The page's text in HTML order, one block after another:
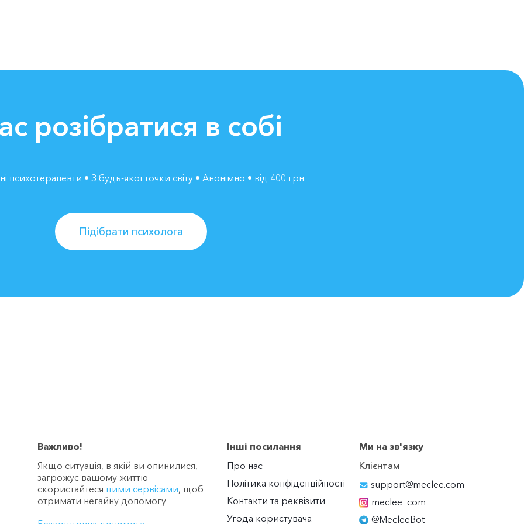
розібратися в собі
психотерапевти • З будь-якої точки світу • Анонімно • від 400 грн
Підібрати психолога
Важливо!
Якщо ситуація, в якій ви опинилися,
загрожує вашому життю -
скористайтеся цими сервісами, щоб
отримати негайну допомогу
Інші посилання
Про нас
Політика конфіденційності
Контакти та реквізити
Угода користувача
Ми на зв'язку
Клієнтам
support@meclee.com
meclee_com
@MecleeBot